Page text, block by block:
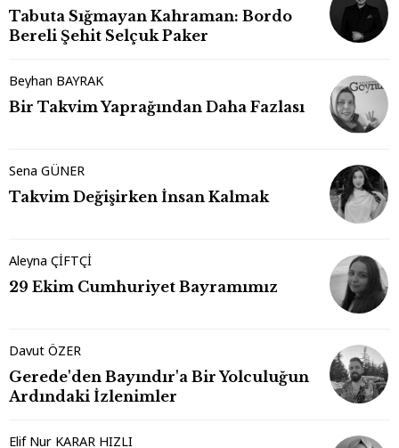
Tabuta Sığmayan Kahraman: Bordo
Bereli Şehit Selçuk Paker
Beyhan BAYRAK
Bir Takvim Yaprağından Daha Fazlası
Sena GÜNER
Takvim Değişirken İnsan Kalmak
Aleyna ÇİFTÇİ
29 Ekim Cumhuriyet Bayramımız
Davut ÖZER
Gerede'den Bayındır'a Bir Yolculuğun
Ardındaki İzlenimler
Elif Nur KARAR HIZLI